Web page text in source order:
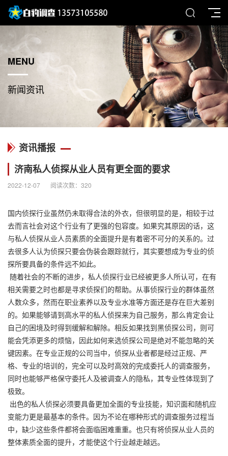
MENU
新闻资讯
资讯播报
济南私人侦探从业人员有更全面的要求
2022-12-07 阅读次数： 320
国内侦探行业虽然仍未取得合法的外衣，但很明显的是，相较于过
去而言社会对这个行业有了更强的包容度。如果究其原因的话，这
与私人侦探从业人员素质的全面提升是有着密不可分的关系的。过
去很多人认为侦探只要会伪装会跟踪就行，其实要想成为专业的侦
探所要具备的条件远不如此。
随着社会的不断的进步，私人侦探行业已经被更多人所认可，在有
相关需要之时也都是寻求侦探们的帮助。从事侦探行业的群体虽然
人数众多，然而在职业素养以及专业水准等方面还是存在巨大差别
的。如果能够请到高水平的私人侦探来为自己服务，那么肯定会让
自己的困境及时得到缓解和解除。相反如果找到黑侦探公司，则可
能会凭添更多的烦恼，因此如何来选侦探公司是绝对不能忽略的关
键因素。在专业正规的公司当中，侦探从业者都是经过正规、严
格、专业的培训的，完全可以及时高效的完成委托人的调查服务，
同时也能够严格保守委托人及被调查人的隐私，其专业性体现到了
极致。
出色的私人侦探必须要具备更加全面的专业技能，知识面和随机应
变能力更是最基本的条件。因为不论在哪种形式的调查服务过程当
中，缺少这些条件都将会面临困难重重。也只有将侦探从业人员的
整体素质全面的提升，才能使这个行业越走越远。